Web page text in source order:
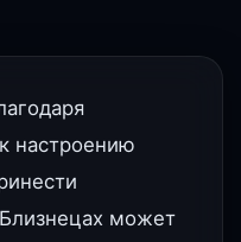
настроению
может